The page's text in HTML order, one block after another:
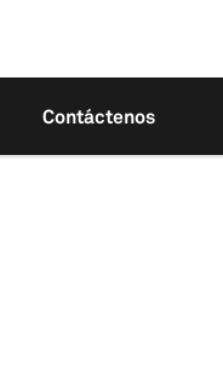
Contáctenos